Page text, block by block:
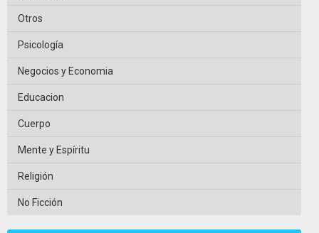
Otros
Psicología
Negocios y Economia
Educacion
Cuerpo
Mente y Espíritu
Religión
No Ficción